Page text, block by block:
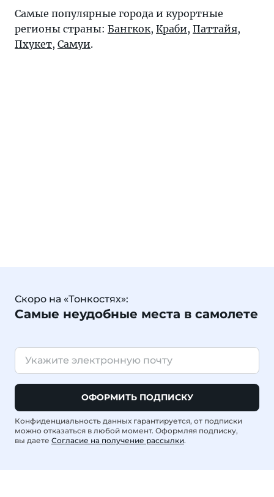
Самые популярные города и курортные
регионы страны: Бангкок, Краби, Паттайя,
Пхукет, Самуи.
Скоро на «Тонкостях»:
Самые неудобные места в самолете
ОФОРМИТЬ ПОДПИСКУ
Конфиденциальность данных гарантируется, от подписки
можно отказаться в любой момент. Оформляя подписку,
вы даете Согласие на получение рассылки.